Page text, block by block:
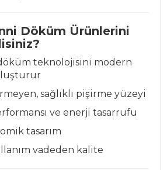
Döküm Ürünlerini
teknolojisini modern
sağlıklı pişirme yüzeyi
ve enerji tasarrufu
tasarım
vadeden kalite